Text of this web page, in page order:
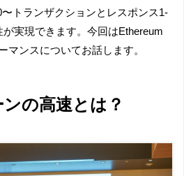
トランザクションとレスポンス1-
実現できます。今回はEthereum
マンスについてお話します。
の高速とは？